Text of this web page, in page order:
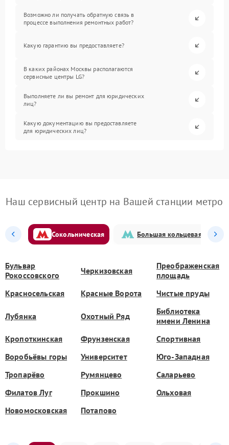
Возможно ли получать обратную связь в
процессе выполнения ремонтных работ?
Какую гарантию вы предоставляете?
В каких районах Москвы располагаются
сервисные центры LG?
Выполняете ли вы ремонт для юридических
лиц?
Какую документацию вы предоставляете
для юридических лиц?
Наш сервисный центр на Вашей станции метро
Сокольническая Большая кольцевая
Бульвар
Рокоссовского
Черкизовская
Преображенская
площадь
Красносельская
Красные Ворота Чистые пруды
Лубянка Охотный Ряд
Библиотека
имени Ленина
Кропоткинская
Фрунзенская
Спортивная
Воробьёвы горы
Университет
Юго-Западная
Тропарёво
Румянцево
Саларьево
Филатов Луг
Прокшино
Ольховая
Новомосковская
Потапово